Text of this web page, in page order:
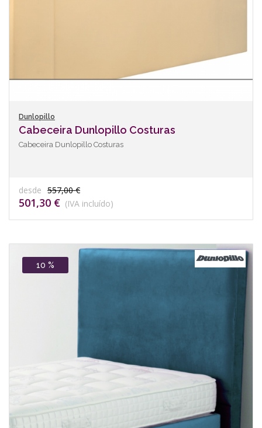
Dunlopillo
Cabeceira Dunlopillo Costuras
Cabeceira Dunlopillo Costuras
desde 557,00 €
501,30 € (IVA incluído)
10 %